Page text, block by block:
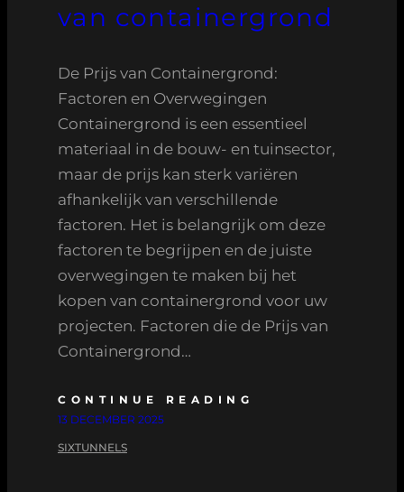
van containergrond
De Prijs van Containergrond:
Factoren en Overwegingen
Containergrond is een essentieel
materiaal in de bouw- en tuinsector,
maar de prijs kan sterk variëren
afhankelijk van verschillende
factoren. Het is belangrijk om deze
factoren te begrijpen en de juiste
overwegingen te maken bij het
kopen van containergrond voor uw
projecten. Factoren die de Prijs van
Containergrond…
CONTINUE READING
13 DECEMBER 2025
SIXTUNNELS